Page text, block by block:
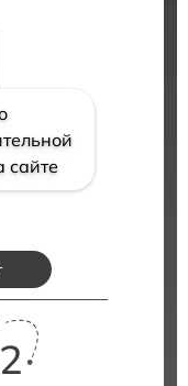
сайте